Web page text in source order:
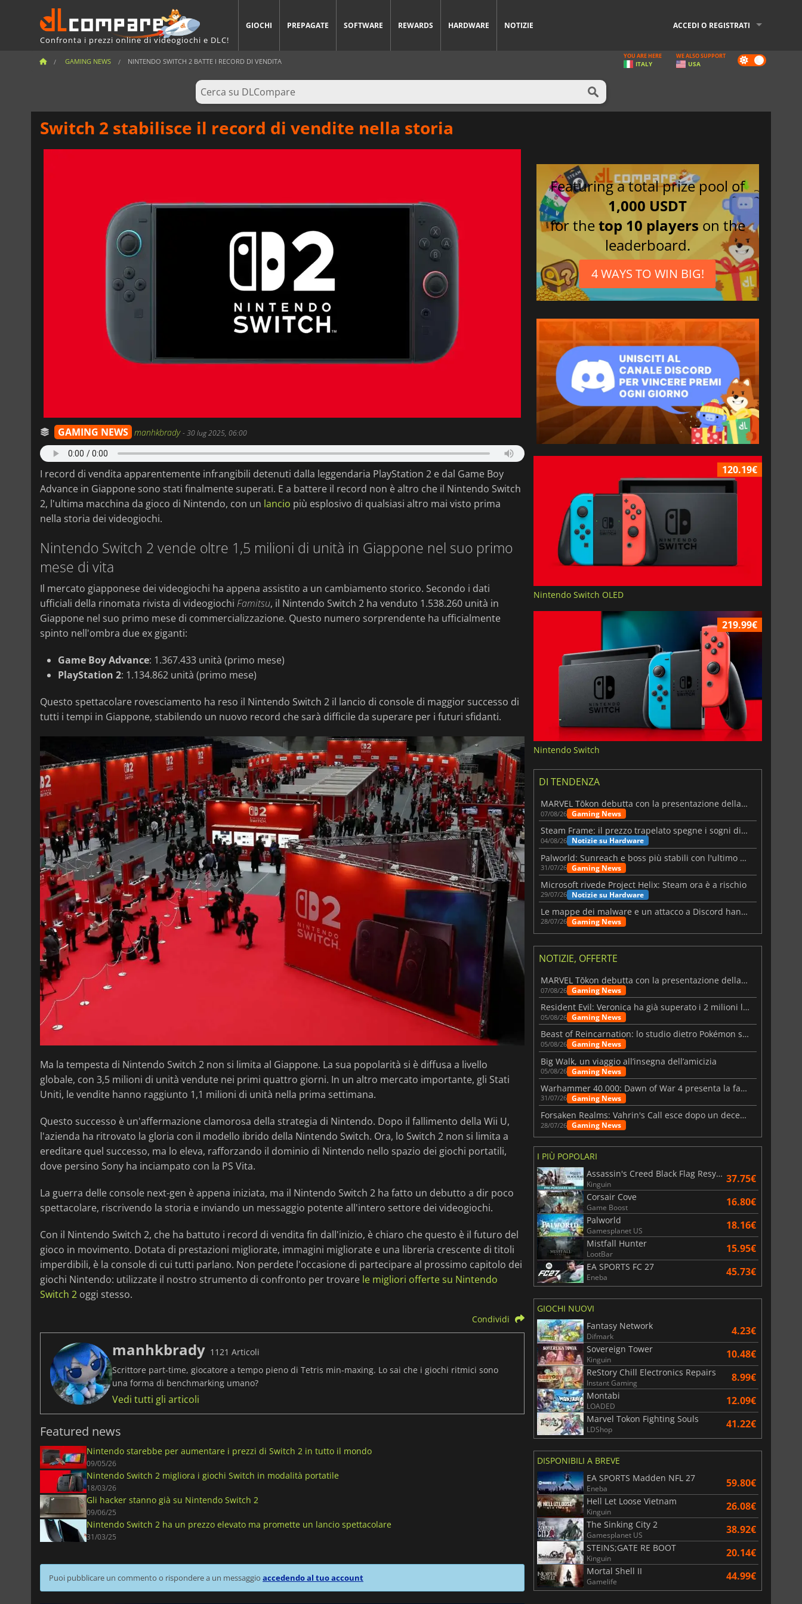
Confronta i prezzi online di videogiochi e DLC!
GIOCHI PREPAGATE SOFTWARE REWARDS HARDWARE NOTIZIE ACCEDI O REGISTRATI
GAMING NEWS NINTENDO SWITCH 2 BATTE I RECORD DI VENDITA Dark
mode
YOU ARE HERE
ITALY
WE ALSO SUPPORT
USA
Switch 2 stabilisce il record di vendite nella storia
GAMING NEWS manhkbrady-30 lug 2025, 06:00
I record di vendita apparentemente infrangibili detenuti dalla leggendaria PlayStation 2 e dal Game Boy
Advance in Giappone sono stati finalmente superati. E a battere il record non è altro che il Nintendo Switch
2, l'ultima macchina da gioco di Nintendo, con un lancio più esplosivo di qualsiasi altro mai visto prima
nella storia dei videogiochi.
Nintendo Switch 2 vende oltre 1,5 milioni di unità in Giappone nel suo primo
mese di vita
Il mercato giapponese dei videogiochi ha appena assistito a un cambiamento storico. Secondo i dati
ufficiali della rinomata rivista di videogiochi Famitsu, il Nintendo Switch 2 ha venduto 1.538.260 unità in
Giappone nel suo primo mese di commercializzazione. Questo numero sorprendente ha ufficialmente
spinto nell'ombra due ex giganti:
Game Boy Advance: 1.367.433 unità (primo mese)
PlayStation 2: 1.134.862 unità (primo mese)
Questo spettacolare rovesciamento ha reso il Nintendo Switch 2 il lancio di console di maggior successo di
tutti i tempi in Giappone, stabilendo un nuovo record che sarà difficile da superare per i futuri sfidanti.
Ma la tempesta di Nintendo Switch 2 non si limita al Giappone. La sua popolarità si è diffusa a livello
globale, con 3,5 milioni di unità vendute nei primi quattro giorni. In un altro mercato importante, gli Stati
Uniti, le vendite hanno raggiunto 1,1 milioni di unità nella prima settimana.
Questo successo è un'affermazione clamorosa della strategia di Nintendo. Dopo il fallimento della Wii U,
l'azienda ha ritrovato la gloria con il modello ibrido della Nintendo Switch. Ora, lo Switch 2 non si limita a
ereditare quel successo, ma lo eleva, rafforzando il dominio di Nintendo nello spazio dei giochi portatili,
dove persino Sony ha inciampato con la PS Vita.
La guerra delle console next-gen è appena iniziata, ma il Nintendo Switch 2 ha fatto un debutto a dir poco
spettacolare, riscrivendo la storia e inviando un messaggio potente all'intero settore dei videogiochi.
Con il Nintendo Switch 2, che ha battuto i record di vendita fin dall'inizio, è chiaro che questo è il futuro del
gioco in movimento. Dotata di prestazioni migliorate, immagini migliorate e una libreria crescente di titoli
imperdibili, è la console di cui tutti parlano. Non perdete l'occasione di partecipare al prossimo capitolo dei
giochi Nintendo: utilizzate il nostro strumento di confronto per trovare le migliori offerte su Nintendo
Switch 2 oggi stesso.
Condividi
manhkbrady 1121 Articoli
Scrittore part-time, giocatore a tempo pieno di Tetris min-maxing. Lo sai che i giochi ritmici sono
una forma di benchmarking umano?
Vedi tutti gli articoli
Featured news
Nintendo starebbe per aumentare i prezzi di Switch 2 in tutto il mondo
09/05/26
Nintendo Switch 2 migliora i giochi Switch in modalità portatile
18/03/26
Gli hacker stanno già su Nintendo Switch 2
09/06/25
Nintendo Switch 2 ha un prezzo elevato ma promette un lancio spettacolare
31/03/25
Puoi pubblicare un commento o rispondere a un messaggio accedendo al tuo account
Featuring a total prize pool of
1,000 USDT
for thetop 10 players on the
leaderboard.
4 WAYS TO WIN BIG!
120.19€
Nintendo Switch OLED
219.99€
Nintendo Switch
DI TENDENZA
MARVEL Tōkon debutta con la presentazione della roadmap per il primo anno
07/08/26 Gaming News
Steam Frame: il prezzo trapelato spegne i sogni di un VR economico
04/08/26 Notizie su Hardware
Palworld: Sunreach e boss più stabili con l'ultimo update
31/07/26 Gaming News
Microsoft rivede Project Helix: Steam ora è a rischio
29/07/26 Notizie su Hardware
Le mappe dei malware e un attacco a Discord hanno colpito Meccha Chameleon
28/07/26 Gaming News
NOTIZIE, OFFERTE
MARVEL Tōkon debutta con la presentazione della roadmap per il primo anno
07/08/26 Gaming News
Resident Evil: Veronica ha già superato i 2 milioni liste dei desideri
05/08/26 Gaming News
Beast of Reincarnation: lo studio dietro Pokémon su una nuova strada
05/08/26 Gaming News
Big Walk, un viaggio all’insegna dell’amicizia
05/08/26 Gaming News
Warhammer 40.000: Dawn of War 4 presenta la fazione dei Necron
31/07/26 Gaming News
Forsaken Realms: Vahrin's Call esce dopo un decennio di sviluppo
28/07/26 Gaming News
I PIÙ POPOLARI
Assassin's Creed Black Flag Resynced
Kinguin 37.75€
Corsair Cove
Game Boost 16.80€
Palworld
Gamesplanet US 18.16€
Mistfall Hunter
LootBar 15.95€
EA SPORTS FC 27
Eneba 45.73€
GIOCHI NUOVI
Fantasy Network
Difmark 4.23€
Sovereign Tower
Kinguin 10.48€
ReStory Chill Electronics Repairs
Instant Gaming 8.99€
Montabi
LOADED 12.09€
Marvel Tokon Fighting Souls
LDShop 41.22€
DISPONIBILI A BREVE
EA SPORTS Madden NFL 27
Eneba 59.80€
Hell Let Loose Vietnam
Kinguin 26.08€
The Sinking City 2
Gamesplanet US 38.92€
STEINS;GATE RE BOOT
Kinguin 20.14€
Mortal Shell II
Gamelife 44.99€